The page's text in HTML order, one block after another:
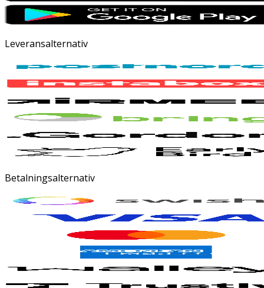
Leveransalternativ
Betalningsalternativ